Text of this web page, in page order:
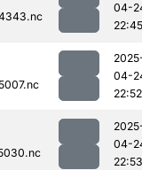
04-
22:45
04-
22:52
04-
22:53